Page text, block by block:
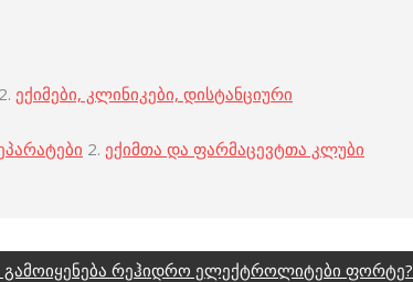
2. ექიმები, კლინიკები, დისტანციური
2. ექიმთა და ფარმაცევტთა კლუბი
რეჰიდრო ელექტროლიტები ფორტე?